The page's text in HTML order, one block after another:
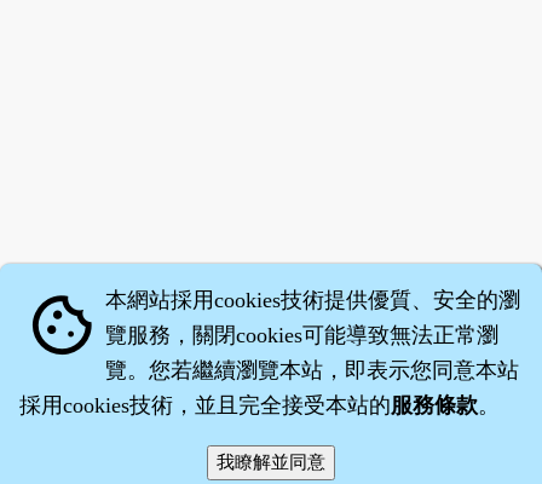
‧沈藥子©2008～2026
cookie 本網站採用cookies技術提供優質、安全的瀏
覽服務，關閉cookies可能導致無法正常瀏
覽。您若繼續瀏覽本站，即表示您同意本站
採用cookies技術，並且完全接受本站的服務條款。